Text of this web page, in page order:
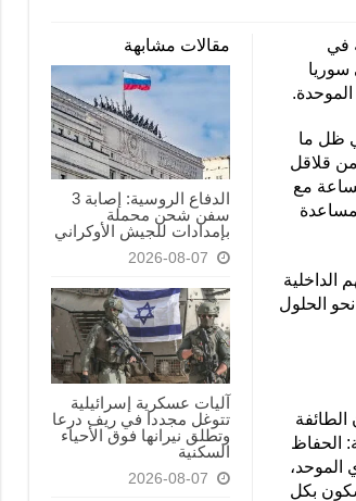
مقالات مشابهة
الدفاع الروسية: إصابة 3
سفن شحن محملة
بإمدادات للجيش الأوكراني
2026-08-07
آليات عسكرية إسرائيلية
تتوغل مجددا في ريف درعا
وتطلق نيرانها فوق الأحياء
السكنية
2026-08-07
في
سوريا
ظل ما
من قلاقل
مع
الداخلية
نحو الحلول
الطائفة
الحفاظ
الموحد،
بكل